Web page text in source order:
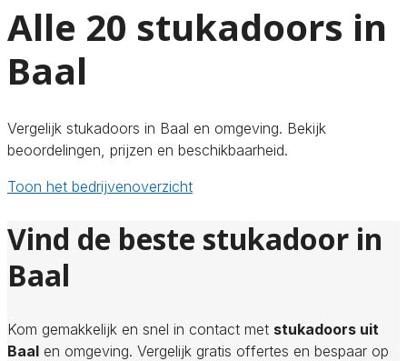
Alle 20 stukadoors in
Baal
Vergelijk stukadoors in Baal en omgeving. Bekijk
beoordelingen, prijzen en beschikbaarheid.
Toon het bedrijvenoverzicht
Vind de beste stukadoor in
Baal
Kom gemakkelijk en snel in contact met stukadoors uit
Baal en omgeving. Vergelijk gratis offertes en bespaar op